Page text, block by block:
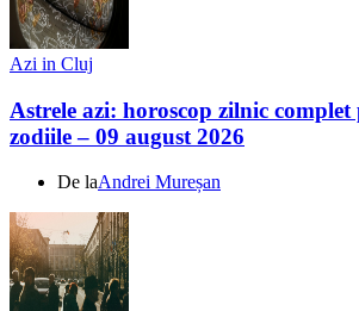
Azi in Cluj
Astrele azi: horoscop zilnic
zodiile – 09 august 2026
De laAndrei Mureșan